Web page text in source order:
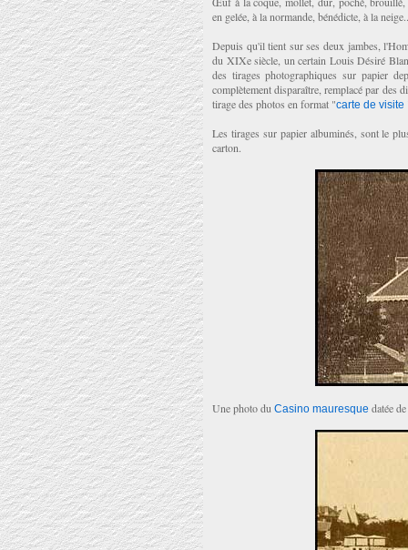
en gelée, à la normande, bénédicte, à la
Depuis qu'il tient sur ses deux jambes,
du XIXe siècle, un certain Louis Désiré
des tirages photographiques sur papier
complètement disparaître, remplacé par des
tirage des photos en format "carte de visite
Les tirages sur papier albuminés, sont le
carton.
Une photo du Casino mauresque datée